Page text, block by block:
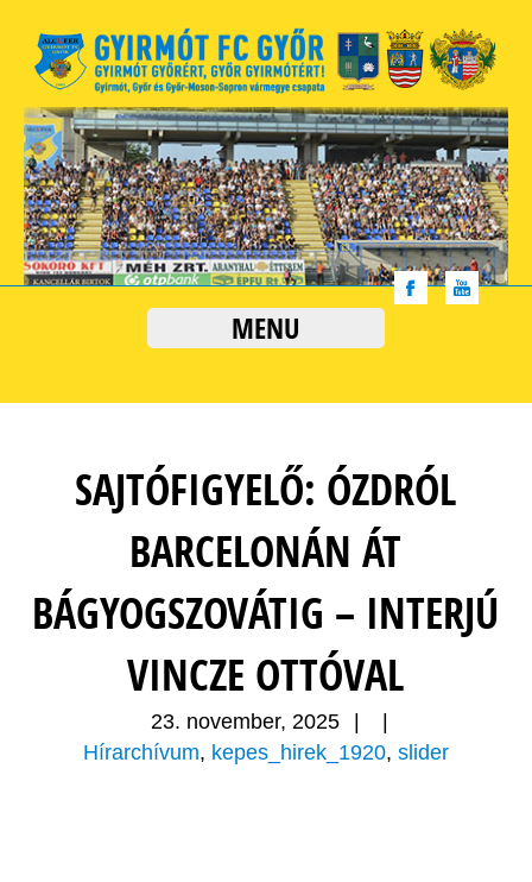
MENU
SAJTÓFIGYELŐ: ÓZDRÓL
BARCELONÁN ÁT
BÁGYOGSZOVÁTIG – INTERJÚ
VINCZE OTTÓVAL
23. november, 2025
Hírarchívum, kepes_hirek_1920, slider